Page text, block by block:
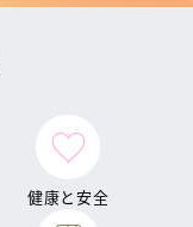
健康と安全